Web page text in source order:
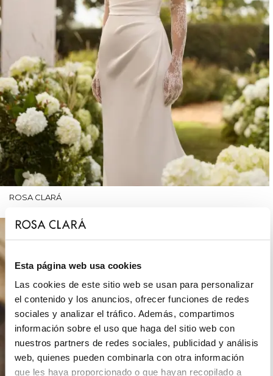
Esta página web usa cookies
Las cookies de este sitio web se usan para personalizar
el contenido y los anuncios, ofrecer funciones de redes
sociales y analizar el tráfico. Además, compartimos
información sobre el uso que haga del sitio web con
nuestros partners de redes sociales, publicidad y análisis
web, quienes pueden combinarla con otra información
que les haya proporcionado o que hayan recopilado a
ROSA CLARÁ